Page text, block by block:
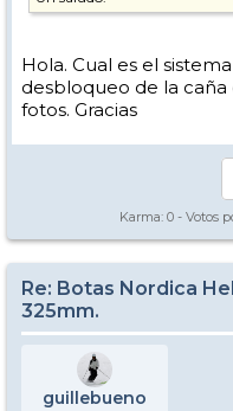
Hola. Cual es el
desbloqueo de la caña
fotos. Gracias
Karma: 0 - Votos
Re: Botas Nordica
325mm.
guillebueno